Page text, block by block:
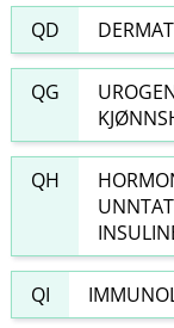
QD
QG
QH
QI